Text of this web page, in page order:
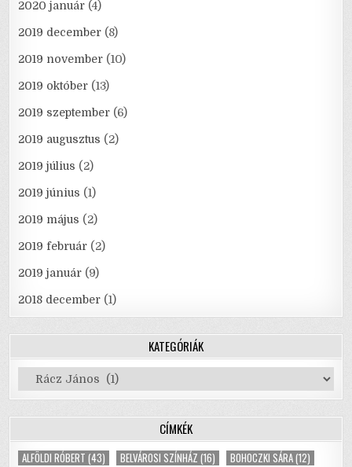
2020 január (4)
2019 december (8)
2019 november (10)
2019 október (13)
2019 szeptember (6)
2019 augusztus (2)
2019 július (2)
2019 június (1)
2019 május (2)
2019 február (2)
2019 január (9)
2018 december (1)
KATEGÓRIÁK
Kategóriák
CÍMKÉK
ALFÖLDI RÓBERT (43) BELVÁROSI SZÍNHÁZ (16) BOHOCZKI SÁRA(12)